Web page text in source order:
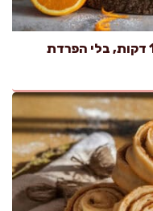
עוגת תפוזים גבוהה ומפנקת ב-15 דקות, בלי הפרדת